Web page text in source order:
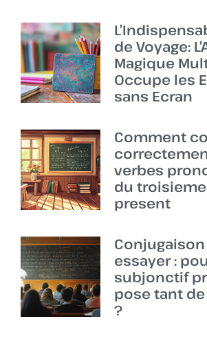
de Voyage:
Magique
Occupe les
sans Ecran
Comment
verbes
du
present
essayer :
subjonctif
pose tant
?